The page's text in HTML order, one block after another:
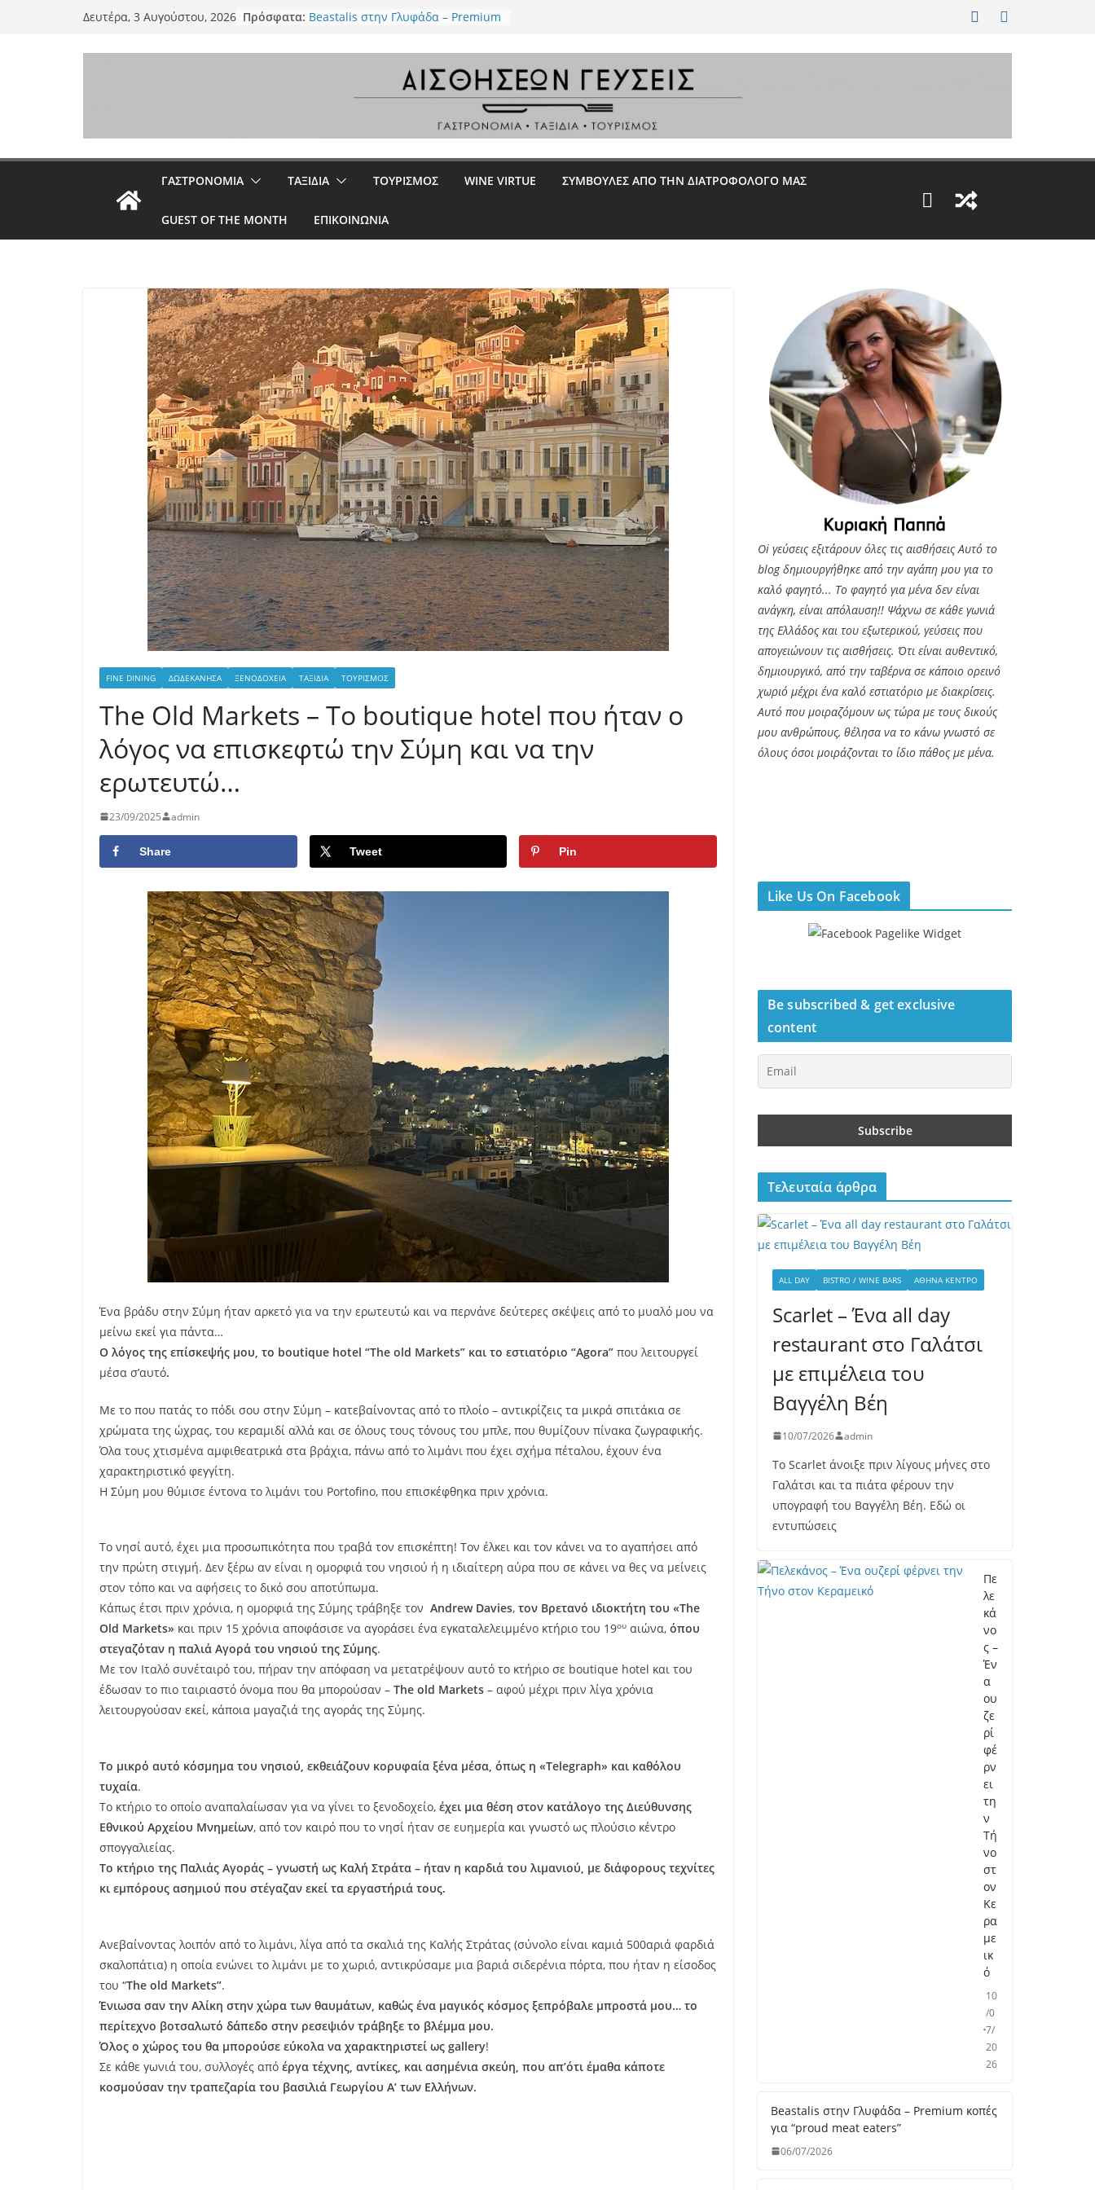
Δευτέρα, 3 Αυγούστου, 2026 Πρόσφατα: Πελεκάνος – Ένα ουζερί φέρνει την
Τήνο στον Κεραμεικό
Bologna – La Rossa, la Dotta e la
γαστρονομία με φόντο το απέραντο
γαλάζιο του Ιονίου
Scarlet – Ένα all day restaurant στο
Βέη
ΓΑΣΤΡΟΝΟΜΙΑ ΤΑΞΙΔΙΑ ΤΟΥΡΙΣΜΟΣ WINE VIRTUE ΣΥΜΒΟΥΛΕΣ ΑΠΟ ΤΗΝ ΔΙΑΤΡΟΦΟΛΟΓΟ ΜΑΣ
GUEST OF THE MONTH ΕΠΙΚΟΙΝΩΝΙΑ
FINE DINING ΔΩΔΕΚΆΝΗΣΑ ΞΕΝΟΔΟΧΕΊΑ ΤΑΞΊΔΙΑ ΤΟΥΡΙΣΜΌΣ
The Old Markets – Το boutique hotel που ήταν ο
λόγος να επισκεφτώ την Σύμη και να την
ερωτευτώ…
23/09/2025 admin
Share Tweet Pin
Ένα βράδυ στην Σύμη ήταν αρκετό για να την ερωτευτώ και να περνάνε δεύτερες σκέψεις από το μυαλό μου να
μείνω εκεί για πάντα…
Ο λόγος της επίσκεψής μου, το boutique hotel “The old Markets” και το εστιατόριο “Agora” που λειτουργεί
μέσα σ’αυτό.
Με το που πατάς το πόδι σου στην Σύμη – κατεβαίνοντας από το πλοίο – αντικρίζεις τα μικρά σπιτάκια σε
χρώματα της ώχρας, του κεραμιδί αλλά και σε όλους τους τόνους του μπλε, που θυμίζουν πίνακα ζωγραφικής.
Όλα τους χτισμένα αμφιθεατρικά στα βράχια, πάνω από το λιμάνι που έχει σχήμα πέταλου, έχουν ένα
χαρακτηριστικό φεγγίτη.
Η Σύμη μου θύμισε έντονα το λιμάνι του Portofino, που επισκέφθηκα πριν χρόνια.
Το νησί αυτό, έχει μια προσωπικότητα που τραβά τον επισκέπτη! Τον έλκει και τον κάνει να το αγαπήσει από
την πρώτη στιγμή. Δεν ξέρω αν είναι η ομορφιά του νησιού ή η ιδιαίτερη αύρα που σε κάνει να θες να μείνεις
στον τόπο και να αφήσεις το δικό σου αποτύπωμα.
Κάπως έτσι πριν χρόνια, η ομορφιά της Σύμης τράβηξε τον Andrew Davies, τον Βρετανό ιδιοκτήτη του «The
Old Markets» και πριν 15 χρόνια αποφάσισε να αγοράσει ένα εγκαταλελειμμένο κτήριο του 19ου αιώνα, όπου
στεγαζόταν η παλιά Αγορά του νησιού της Σύμης.
Με τον Ιταλό συνέταιρό του, πήραν την απόφαση να μετατρέψουν αυτό το κτήριο σε boutique hotel και του
έδωσαν το πιο ταιριαστό όνομα που θα μπορούσαν – The old Markets – αφού μέχρι πριν λίγα χρόνια
λειτουργούσαν εκεί, κάποια μαγαζιά της αγοράς της Σύμης.
Το μικρό αυτό κόσμημα του νησιού, εκθειάζουν κορυφαία ξένα μέσα, όπως η «Telegraph» και καθόλου
τυχαία.
Το κτήριο το οποίο αναπαλαίωσαν για να γίνει το ξενοδοχείο, έχει μια θέση στον κατάλογο της Διεύθυνσης
Εθνικού Αρχείου Μνημείων, από τον καιρό που το νησί ήταν σε ευημερία και γνωστό ως πλούσιο κέντρο
σπογγαλιείας.
Το κτήριο της Παλιάς Αγοράς – γνωστή ως Καλή Στράτα – ήταν η καρδιά του λιμανιού, με διάφορους τεχνίτες
κι εμπόρους ασημιού που στέγαζαν εκεί τα εργαστήριά τους.
Ανεβαίνοντας λοιπόν από το λιμάνι, λίγα από τα σκαλιά της Καλής Στράτας (σύνολο είναι καμιά 500αριά φαρδιά
σκαλοπάτια) η οποία ενώνει το λιμάνι με το χωριό, αντικρύσαμε μια βαριά σιδερένια πόρτα, που ήταν η είσοδος
του “The old Markets”.
Ένιωσα σαν την Αλίκη στην χώρα των θαυμάτων, καθώς ένα μαγικός κόσμος ξεπρόβαλε μπροστά μου… το
περίτεχνο βοτσαλωτό δάπεδο στην ρεσεψιόν τράβηξε το βλέμμα μου.
Όλος ο χώρος του θα μπορούσε εύκολα να χαρακτηριστεί ως gallery!
Σε κάθε γωνιά του, συλλογές από έργα τέχνης, αντίκες, και ασημένια σκεύη, που απ’ότι έμαθα κάποτε
κοσμούσαν την τραπεζαρία του βασιλιά Γεωργίου Α’ των Ελλήνων.
Oi γεύσεις εξιτάρουν όλες τις αισθήσεις Αυτό το
blog δημιουργήθηκε από την αγάπη μου για το
καλό φαγητό... Tο φαγητό για μένα δεν είναι
ανάγκη, είναι απόλαυση!! Ψάχνω σε κάθε γωνιά
της Ελλάδος και του εξωτερικού, γεύσεις που
απογειώνουν τις αισθήσεις. Ότι είναι αυθεντικό,
δημιουργικό, από την ταβέρνα σε κάποιο ορεινό
χωριό μέχρι ένα καλό εστιατόριο με διακρίσεις.
Αυτό που μοιραζόμουν ως τώρα με τους δικούς
μου ανθρώπους, θέλησα να το κάνω γνωστό σε
όλους όσοι μοιράζονται το ίδιο πάθος με μένα.
Like Us On Facebook
Be subscribed & get exclusive
content
Τελευταία άρθρα
ALL DAY BISTRO / WINE BARS ΑΘΉΝΑ ΚΈΝΤΡΟ
Scarlet – Ένα all day
restaurant στο Γαλάτσι
με επιμέλεια του
Βαγγέλη Βέη
10/07/2026 admin
Το Scarlet άνοιξε πριν λίγους μήνες στο
Γαλάτσι και τα πιάτα φέρουν την
υπογραφή του Βαγγέλη Βέη. Εδώ οι
εντυπώσεις
Πε
λε
κά
νο
ς –
Έν
α
ου
ζε
ρί
φέ
ρν
ει
τη
ν
Τή
νο
στ
ον
Κε
ρα
με
ικ
ό
10
/0
7/
20
26
Be